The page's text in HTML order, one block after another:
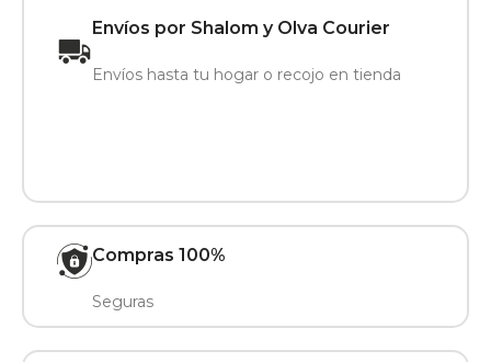
Envíos por Shalom y Olva Courier
Envíos hasta tu hogar o recojo en tienda
Compras 100%
Seguras